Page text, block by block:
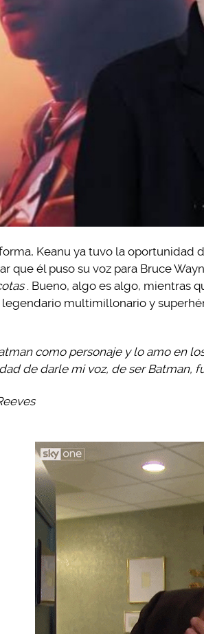
Keanu ya tuvo la oportunidad
que él puso su voz para Bruce
. Bueno, algo es algo, mientras
multimillonario y
como personaje y lo amo en
de darle mi voz, de ser Batman,